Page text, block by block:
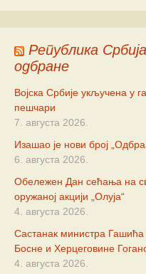
Република
одбране
Војска Србије укључена у
пешчари
7. августа 2026.
Изашао је нови број
6. августа 2026.
Обележен Дан сећања на
оружаној акцији „Олуја“
4. августа 2026.
Састанак министра
Босне и Херцеговине
4. августа 2026.